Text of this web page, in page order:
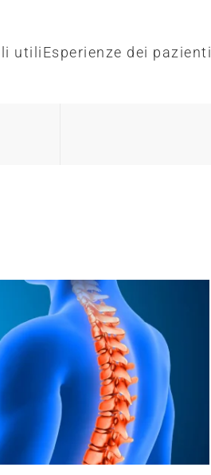
utiliEsperienze dei pazienti